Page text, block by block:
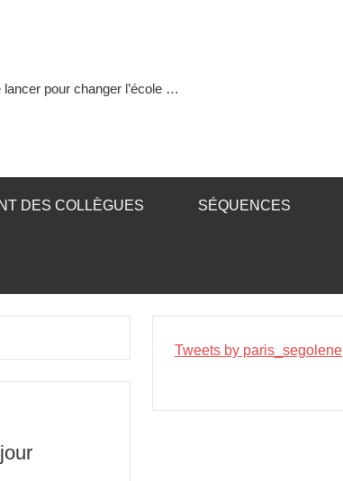
pour changer l’école …
DES COLLÈGUES SÉQUENCES
Tweets by paris_segolene